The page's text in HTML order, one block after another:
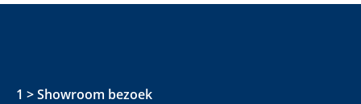
1 > Showroom bezoek